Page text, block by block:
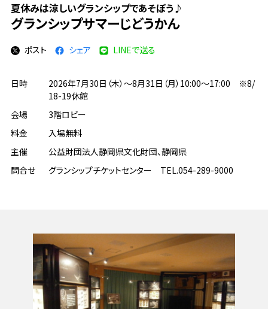
夏休みは涼しいグランシップであそぼう♪
グランシップサマーじどうかん
ポスト シェア LINEで送る
日時
2026年7月30日（木）～8月31日（月）10:00～17:00 ※8/
18-19休館
会場
3階ロビー
料金
入場無料
主催
公益財団法人静岡県文化財団、静岡県
問合せ
グランシップチケットセンター TEL.054-289-9000